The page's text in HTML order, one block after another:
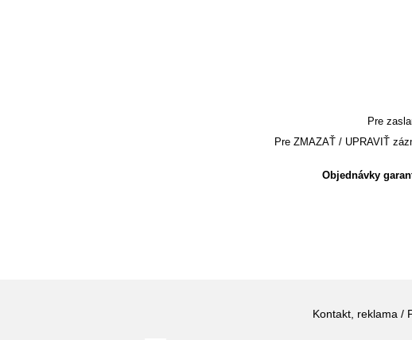
Pre
Pre ZMAZAŤ / UPRAVIŤ
Objednávky
Kontakt, reklama /